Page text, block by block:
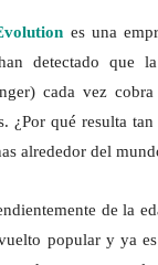
es una
detectado que
cada vez
¿Por qué resulta
alrededor del
de la
popular y ya